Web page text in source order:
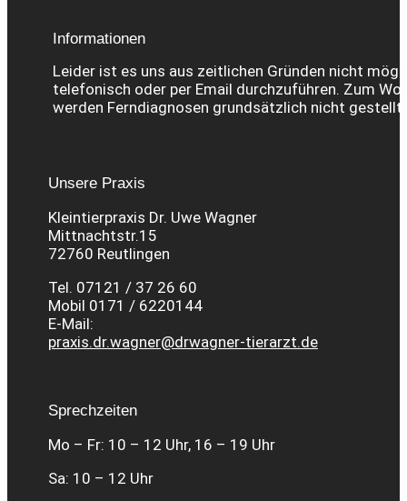
Informationen
Leider ist es uns aus zeitlichen Gründen nicht
telefonisch oder per Email durchzuführen. Zum
werden Ferndiagnosen grundsätzlich nicht gestellt.
Unsere Praxis
Kleintierpraxis Dr. Uwe Wagner
Mittnachtstr.15
72760 Reutlingen
Tel. 07121 / 37 26 60
Mobil 0171 / 6220144
E-Mail:
praxis.dr.wagner@drwagner-tierarzt.de
Sprechzeiten
Mo – Fr: 10 – 12 Uhr, 16 – 19 Uhr
Sa: 10 – 12 Uhr